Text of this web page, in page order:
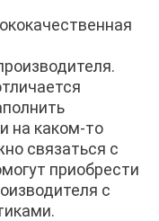
на каком-то
связаться с
приобрести
с